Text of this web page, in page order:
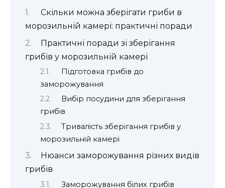
Скільки можна зберігати гриби в
морозильній камері: практичні поради
Практичні поради зі зберігання
грибів у морозильній камері
Підготовка грибів до
заморожування
Вибір посудини для зберігання
грибів
Тривалість зберігання грибів у
морозильній камері
Нюанси заморожування різних видів
грибів
Заморожування білих грибів